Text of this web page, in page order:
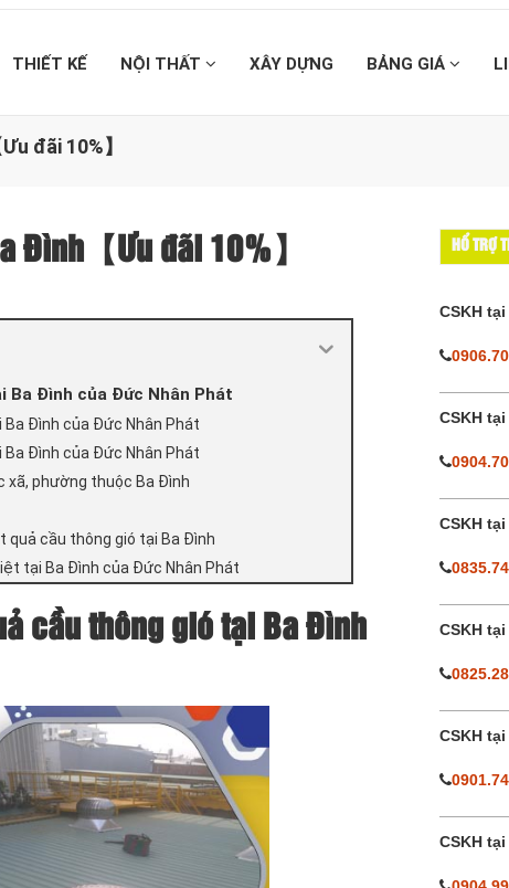
THIẾT KẾ NỘI THẤT XÂY DỰNG BẢNG GIÁ
đãi 10%】
Đình【Ưu đãi 10%】
Ba Đình của Đức Nhân Phát
Ba Đình của Đức Nhân Phát
Ba Đình của Đức Nhân Phát
xã, phường thuộc Ba Đình
quả cầu thông gió tại Ba Đình
tại Ba Đình của Đức Nhân Phát
cầu thông gió tại Ba Đình
HỔ TRỢ
CSKH tại
CSKH
CSKH
CSKH
CSKH
CSKH